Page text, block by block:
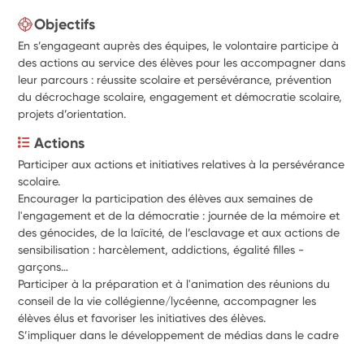
Objectifs
En s’engageant auprès des équipes, le volontaire participe à
des actions au service des élèves pour les accompagner dans
leur parcours : réussite scolaire et persévérance, prévention
du décrochage scolaire, engagement et démocratie scolaire,
projets d’orientation.
Actions
Participer aux actions et initiatives relatives à la persévérance
scolaire.
Encourager la participation des élèves aux semaines de
l'engagement et de la démocratie : journée de la mémoire et
des génocides, de la laïcité, de l’esclavage et aux actions de
sensibilisation : harcèlement, addictions, égalité filles -
Participer à la préparation et à l'animation des réunions du
conseil de la vie collégienne/lycéenne, accompagner les
élèves élus et favoriser les initiatives des élèves.
S’impliquer dans le développement de médias dans le cadre